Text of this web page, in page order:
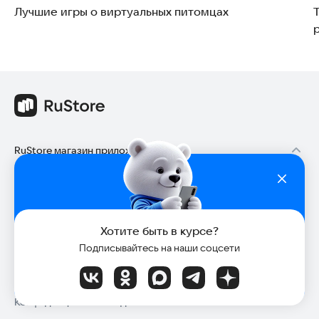
Лучшие игры о виртуальных питомцах
Хотите быть в курсе?
Подписывайтесь на наши соцсети
RuStore магазин приложений
RuStore для телефона
RuStore для ОС Аврора
Пользовательское соглашение
Конфиденциальность для пользователей